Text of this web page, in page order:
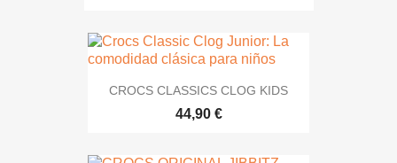
CROCS CLASSICS CLOG KIDS
44,90 €